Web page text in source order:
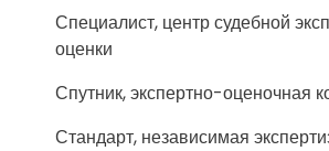
Специалист, центр судебной
оценки
Спутник, экспертно-оценочная
Стандарт, независимая